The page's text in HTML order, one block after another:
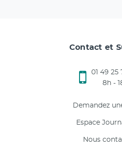
Contact et
01 49 25
8h -
Demandez
Espace
Nous